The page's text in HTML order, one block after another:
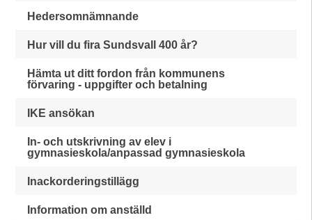
Hedersomnämnande
Hur vill du fira Sundsvall 400 år?
Hämta ut ditt fordon från kommunens
förvaring - uppgifter och betalning
IKE ansökan
In- och utskrivning av elev i
gymnasieskola/anpassad gymnasieskola
Inackorderingstillägg
Information om anställd